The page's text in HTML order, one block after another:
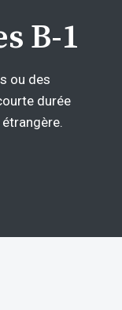
B-1
ou des
durée